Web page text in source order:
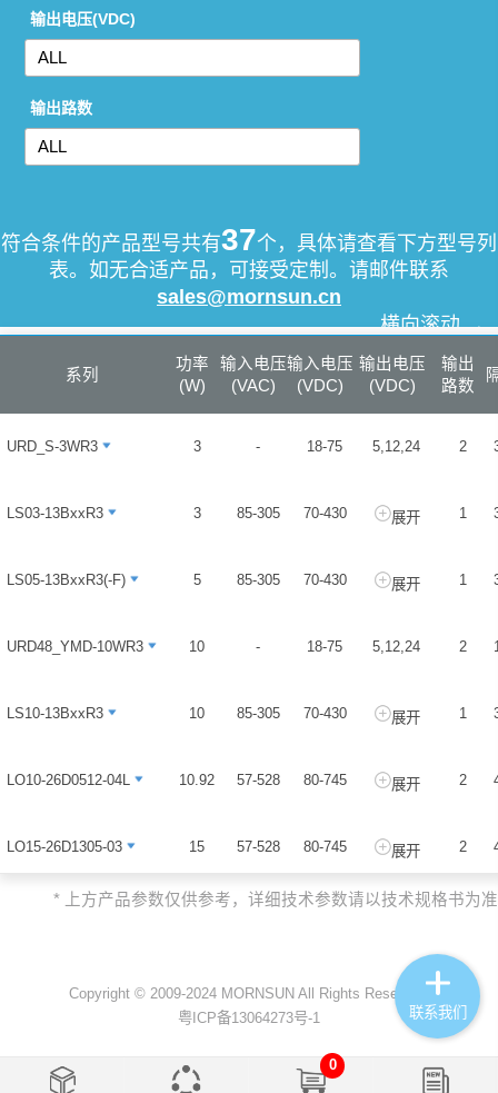
输出电压(VDC)
输出路数
符合条件的产品型号共有37个，具体请查看下方型号列
表。如无合适产品，可接受定制。请邮件联系
sales@mornsun.cn
横向滚动 →
系列标题
功率
(W)
输入电压
(VAC)
输入电压
(VDC)
输出电压
(VDC)
输出
路数
URD_S-3WR3 3 - 18-75 5,12,24 2
LS03-13BxxR3 3 85-305 70-430 展开 1
LS05-13BxxR3(-F) 5 85-305 70-430 展开 1
URD48_YMD-10WR3 10 - 18-75 5,12,24 2
LS10-13BxxR3 10 85-305 70-430 展开 1
LO10-26D0512-04L 10.92 57-528 80-745 展开 2
LO15-26D1305-03 15 57-528 80-745 展开 2
5,12,24
系列
URD_S-3WR3
LS03-13BxxR3
LS05-13BxxR3(-F)
URD48_YMD-10WR3
LS10-13BxxR3
LO10-26D0512-04L
LO15-26D1305-03
* 上方产品参数仅供参考，详细技术参数请以技术规格书为准
0
Copyright © 2009-2024 MORNSUN All Rights Reserved.
粤ICP备13064273号-1
联系我们